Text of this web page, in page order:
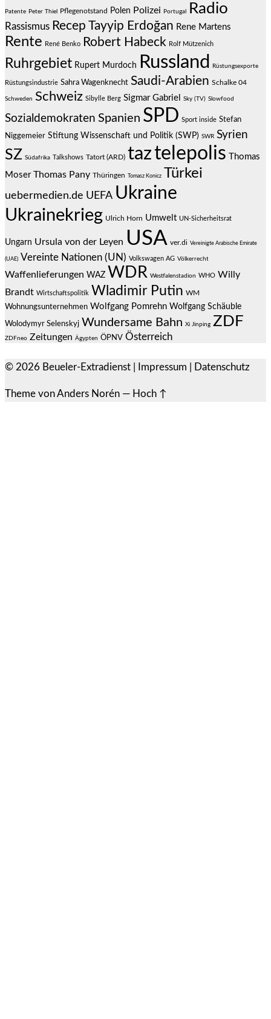
Patente Peter Thiel Pflegenotstand Polen Polizei Portugal Radio
Rassismus Recep Tayyip Erdoğan Rene Martens
Rente René Benko Robert Habeck Rolf Mützenich
Ruhrgebiet Rupert Murdoch Russland Rüstungsexporte
Rüstungsindustrie Sahra Wagenknecht Saudi-Arabien Schalke 04
Schweden Schweiz Sibylle Berg Sigmar Gabriel Sky (TV) Slowfood
Sozialdemokraten Spanien SPD Sport inside Stefan
Niggemeier Stiftung Wissenschaft und Politik (SWP) SWR Syrien
SZ Südafrika Talkshows Tatort (ARD) taztelepolis
Thomas
Moser Thomas Pany Thüringen Tomasz Konicz Türkei
uebermedien.de UEFA Ukraine
Ukrainekrieg Ulrich Horn Umwelt UN-Sicherheitsrat
Ungarn Ursula von der Leyen USA ver.di Vereinigte Arabische Emirate
(UAE) Vereinte Nationen (UN) Volkswagen AG Völkerrecht
Waffenlieferungen WAZ WDR Westfalenstadion WHO Willy
Brandt Wirtschaftspolitik Wladimir Putin WM
Wohnungsunternehmen Wolfgang Pomrehn Wolfgang Schäuble
Wolodymyr Selenskyj Wundersame Bahn Xi Jinping ZDF
ZDFneo Zeitungen Ägypten ÖPNV Österreich
© 2026 Beueler-Extradienst Impressum Datenschutz
Theme vonAnders Norén — Hoch ↑